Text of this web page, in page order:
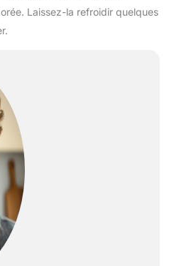
Laissez-la refroidir quelques